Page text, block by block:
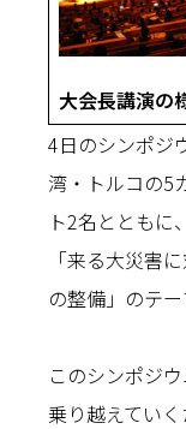
大会長講演の
4日のシンポジ
湾・トルコの5
ト2名とともに
「来る大災害
の整備」のテ
このシンポジ
乗り越えてい